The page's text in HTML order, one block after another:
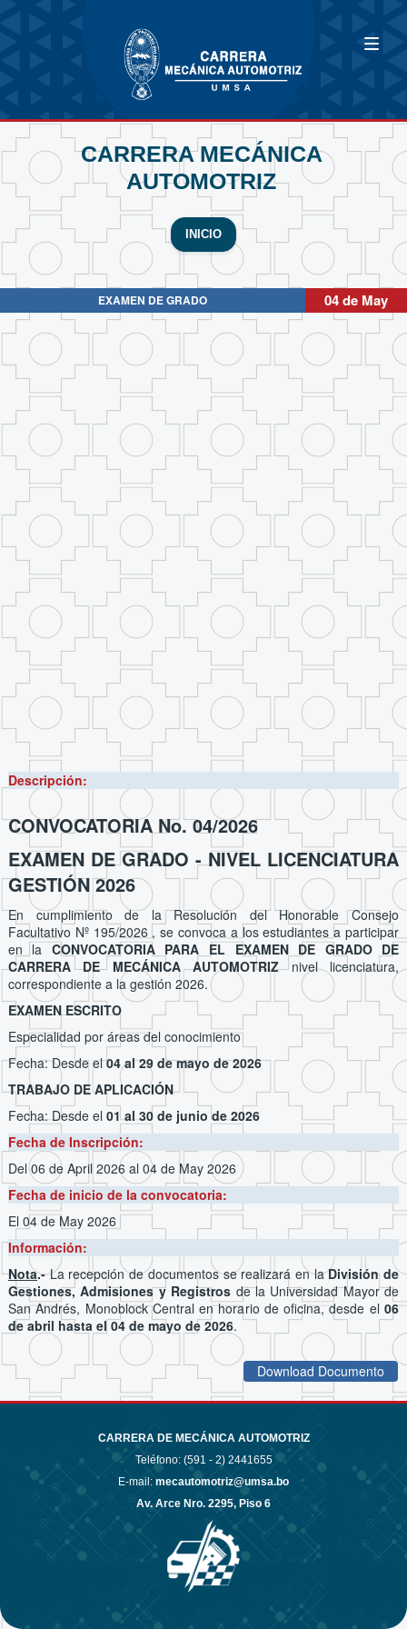
CARRERA MECÁNICA
AUTOMOTRIZ
INICIO
EXAMEN DE GRADO 04 de May
Descripción:
CONVOCATORIA No. 04/2026
EXAMEN DE GRADO - NIVEL LICENCIATURA
GESTIÓN 2026
En cumplimiento de la Resolución del Honorable Consejo
Facultativo Nº 195/2026 , se convoca a los estudiantes a participar
en la CONVOCATORIA PARA EL EXAMEN DE GRADO DE
CARRERA DE MECÁNICA AUTOMOTRIZnivel licenciatura,
correspondiente a la gestión 2026.
EXAMEN ESCRITO
Especialidad por áreas del conocimiento
Fecha: Desde el04 al 29 de mayo de 2026
TRABAJO DE APLICACIÓN
Fecha: Desde el 01 al 30 de junio de 2026
Fecha de Inscripción:
Del 06 de April 2026 al 04 de May 2026
Fecha de inicio de la convocatoria:
El 04 de May 2026
Información:
Nota.-La recepción de documentos se realizará en laDivisión de
Gestiones, Admisiones y Registros de la Universidad Mayor de
San Andrés, Monoblock Central en horario de oficina, desde el06
de abril hasta el 04 de mayo de 2026.
Download Documento
CARRERA DE MECÁNICA AUTOMOTRIZ
Teléfono: (591 - 2) 2441655
E-mail: mecautomotriz@umsa.bo
Av. Arce Nro. 2295, Piso 6